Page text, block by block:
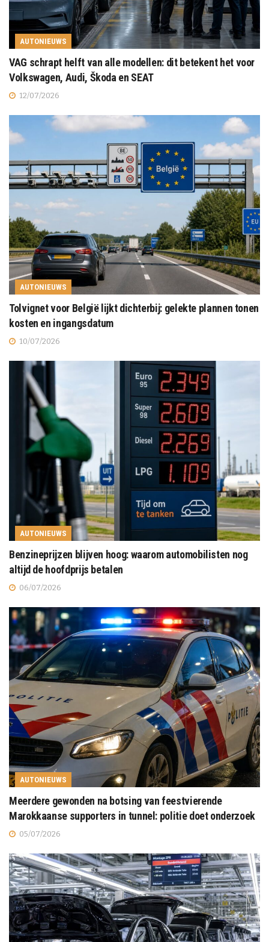
AUTONIEUWS
VAG schrapt helft van alle modellen: dit betekent het voor
Volkswagen, Audi, Škoda en SEAT
12/07/2026
AUTONIEUWS
Tolvignet voor België lijkt dichterbij: gelekte plannen tonen
kosten en ingangsdatum
10/07/2026
AUTONIEUWS
Benzineprijzen blijven hoog: waarom automobilisten nog
altijd de hoofdprijs betalen
06/07/2026
AUTONIEUWS
Meerdere gewonden na botsing van feestvierende
Marokkaanse supporters in tunnel: politie doet onderzoek
05/07/2026